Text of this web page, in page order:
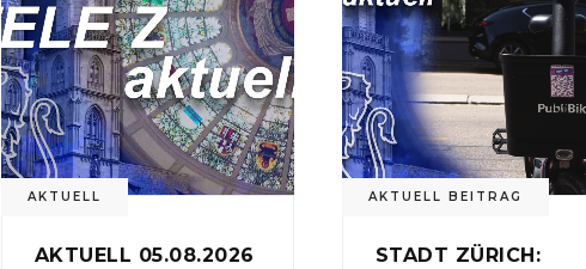
AKTUELL
AKTUELL 05.08.2026
AKTUELL BEITRAG
STADT ZÜRICH: